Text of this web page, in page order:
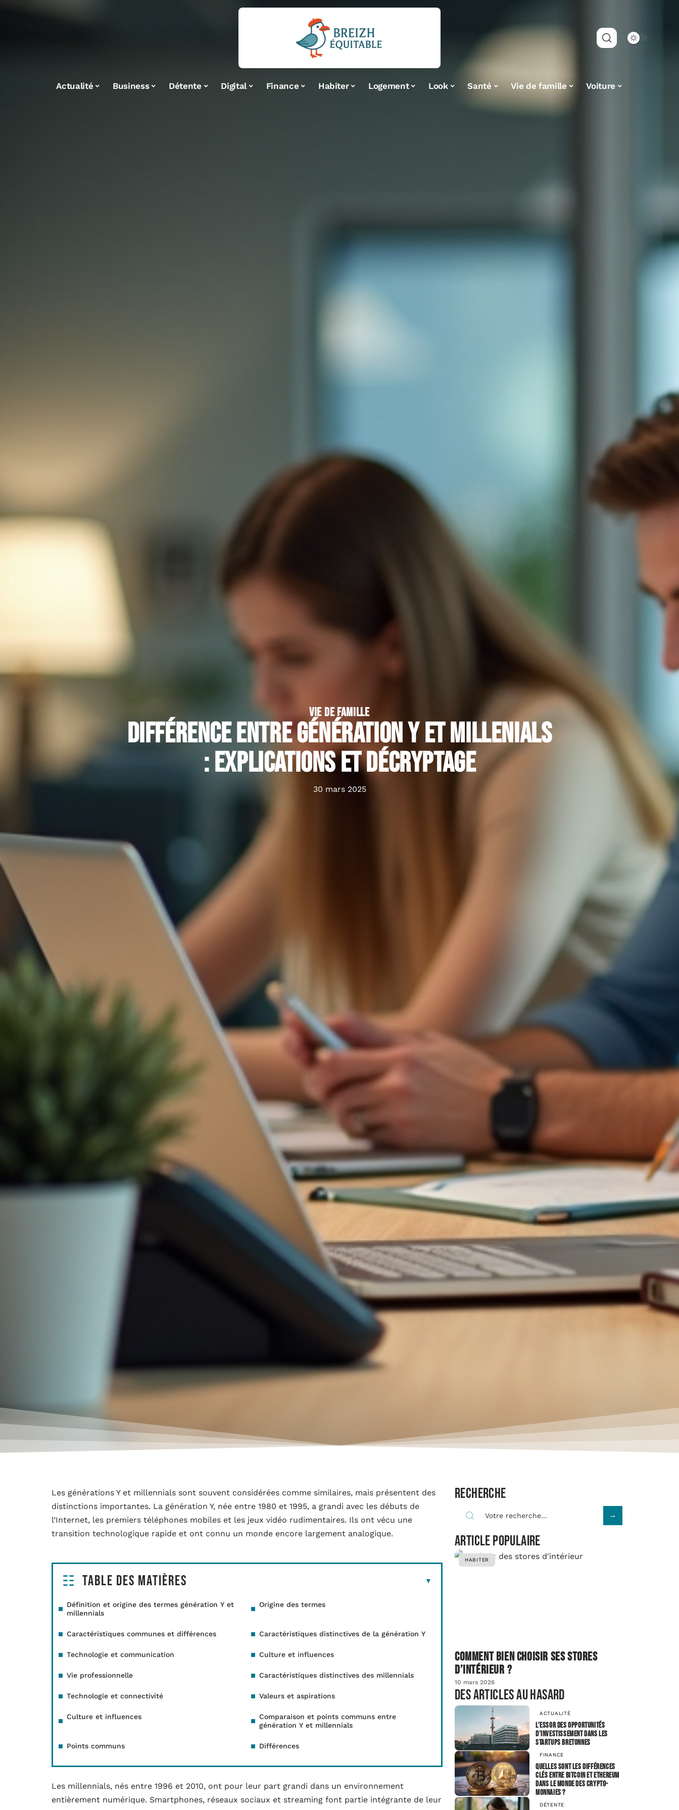
Actualité Business Détente Digital Finance Habiter Logement Look Santé Vie de famille Voiture
VIE DE FAMILLE
Différence entre génération Y et millenials
: explications et décryptage
30 mars 2025
Les générations Y et millennials sont souvent considérées comme similaires, mais présentent des
distinctions importantes. La génération Y, née entre 1980 et 1995, a grandi avec les débuts de
l’Internet, les premiers téléphones mobiles et les jeux vidéo rudimentaires. Ils ont vécu une
transition technologique rapide et ont connu un monde encore largement analogique.
Table des matières
Définition et origine des termes génération Y et
millennials
Origine des termes
Caractéristiques communes et différences Caractéristiques distinctives de la génération Y
Technologie et communication Culture et influences
Vie professionnelle Caractéristiques distinctives des millennials
Technologie et connectivité Valeurs et aspirations
Culture et influences
Comparaison et points communs entre
génération Y et millennials
Points communs Différences
Les millennials, nés entre 1996 et 2010, ont pour leur part grandi dans un environnement
entièrement numérique. Smartphones, réseaux sociaux et streaming font partie intégrante de leur
Recherche
Article populaire
HABITER
Comment bien choisir ses stores
d’intérieur ?
10 mars 2026
Des articles au hasard
ACTUALITÉ
L’essor des opportunités
d’investissement dans les
startups bretonnes
FINANCE
Quelles sont les différences
clés entre Bitcoin et Ethereum
dans le monde des crypto-
monnaies ?
DÉTENTE